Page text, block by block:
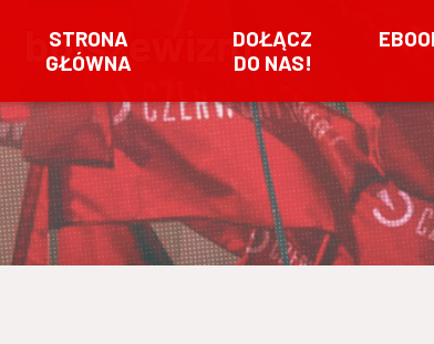
STRONA
GŁÓWNA
DOŁĄCZ
DO NAS!
bolszewizm